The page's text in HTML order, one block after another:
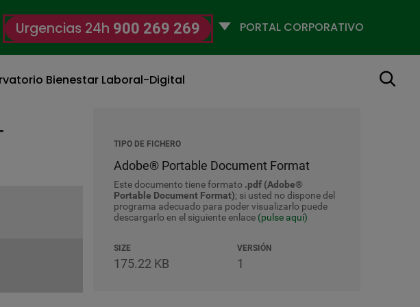
Urgencias 24h 900 269 269
Selecciona
Bienestar Laboral-Digital Buscar
TIPO DE FICHERO
Adobe® Portable Document Format
Este documento tiene formato .pdf (Adobe®
Portable Document Format); si usted no dispone del
programa adecuado para poder visualizarlo puede
descargarlo en el siguiente enlace (pulse aquí)
SIZE
175.22 KB
VERSIÓN
1